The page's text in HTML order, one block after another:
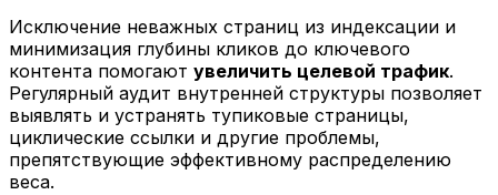
Исключение неважных страниц из индексации и
минимизация глубины кликов до ключевого
контента помогают увеличить целевой трафик.
Регулярный аудит внутренней структуры позволяет
выявлять и устранять тупиковые страницы,
циклические ссылки и другие проблемы,
препятствующие эффективному распределению
веса.